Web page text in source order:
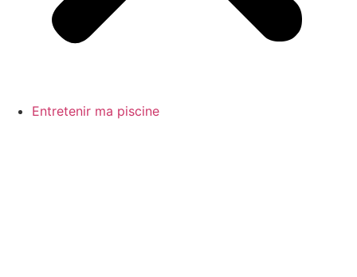
Entretenir ma piscine